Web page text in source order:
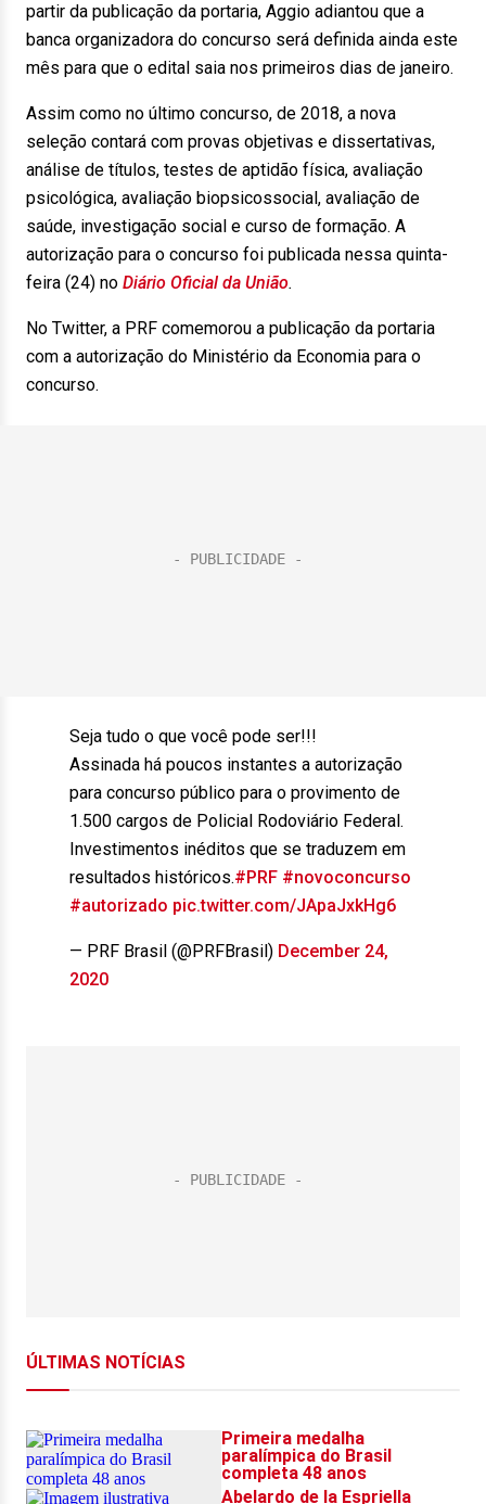
partir da publicação da portaria, Aggio adiantou que a
banca organizadora do concurso será definida ainda este
mês para que o edital saia nos primeiros dias de janeiro.
Assim como no último concurso, de 2018, a nova
seleção contará com provas objetivas e dissertativas,
análise de títulos, testes de aptidão física, avaliação
psicológica, avaliação biopsicossocial, avaliação de
saúde, investigação social e curso de formação. A
autorização para o concurso foi publicada nessa quinta-
feira (24) no Diário Oficial da União.
No Twitter, a PRF comemorou a publicação da portaria
com a autorização do Ministério da Economia para o
concurso.
Seja tudo o que você pode ser!!!
Assinada há poucos instantes a autorização
para concurso público para o provimento de
1.500 cargos de Policial Rodoviário Federal.
Investimentos inéditos que se traduzem em
resultados históricos.#PRF #novoconcurso
#autorizado pic.twitter.com/JApaJxkHg6
— PRF Brasil (@PRFBrasil) December 24,
2020